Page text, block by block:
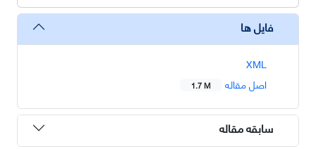
فایل ها
XML
اصل مقاله
1.7 M
سابقه مقاله